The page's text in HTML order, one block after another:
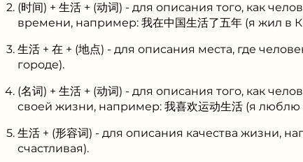
(时间) + 生活 + (动词) - для описания того, как
времени, например: 我在中国生活了五年 (я жил в
生活 + 在 + (地点) - для описания места, где
городе).
(名词) + 生活 + (动词) - для описания того, как
своей жизни, например: 我喜欢运动生活 (я
生活 + (形容词) - для описания качества жизни,
счастливая).